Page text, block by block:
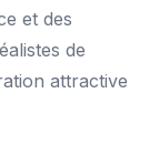
et des
de
attractive